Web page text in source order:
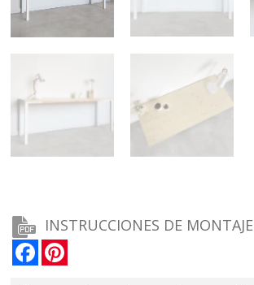
INSTRUCCIONES DE MONTAJE
Facebook